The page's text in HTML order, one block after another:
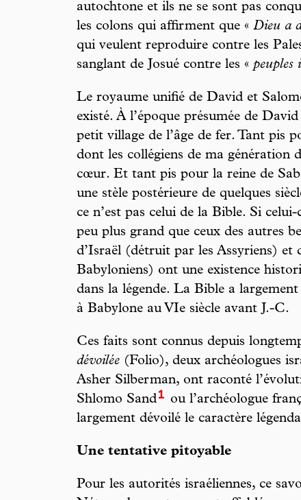
autochtone et ils ne se sont pas
les colons qui affirment que « Dieu a
qui veulent reproduire contre les
sanglant de Josué contre les « peuples
Le royaume unifié de David et
existé. À l’époque présumée de
petit village de l’âge de fer. Tant pis
dont les collégiens de ma génération
cœur. Et tant pis pour la reine de
une stèle postérieure de quelques
ce n’est pas celui de la Bible. Si
peu plus grand que ceux des autres
d’Israël (détruit par les Assyriens) et
Babyloniens) ont une existence
dans la légende. La Bible a
à Babylone au VIe siècle avant J.-C.
Ces faits sont connus depuis
dévoilée (Folio), deux archéologues
Asher Silberman, ont raconté
Shlomo Sand1
ou l’archéologue
largement dévoilé le caractère
Une tentative pitoyable
Pour les autorités israéliennes, ce